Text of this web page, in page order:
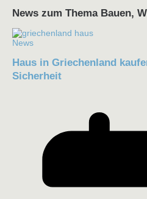
News zum Thema Bauen,
News
Haus in Griechenland
Sicherheit